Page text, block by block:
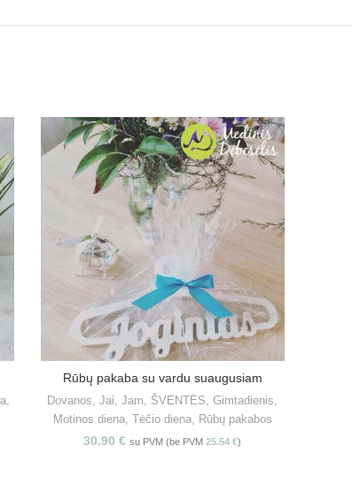
,
PASIRINKITE SAVYBES
Rūbų pakaba su vardu suaugusiam
Dovanos,Jai,Jam, ŠVENTĖS,Gimtadienis,
Motinos diena, Tėčio diena, Rūbų pakabos
30.90€ su PVM (be PVM25.54€)